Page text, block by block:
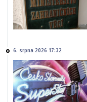
6. srpna 2026 17:32